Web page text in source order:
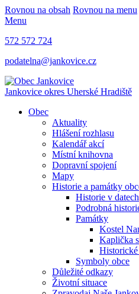
Rovnou na obsah Rovnou na menu
Menu
572 572 724
podatelna@jankovice.cz
Jankovice okres Uherské Hradiště
Obec
Aktuality
Hlášení rozhlasu
Kalendář akcí
Místní knihovna
Dopravní spojení
Mapy
Historie a památky
Historie v datech
Podrobná
Památky
Kostel
Kaplička
Symboly obce
Důležité odkazy
Životní situace